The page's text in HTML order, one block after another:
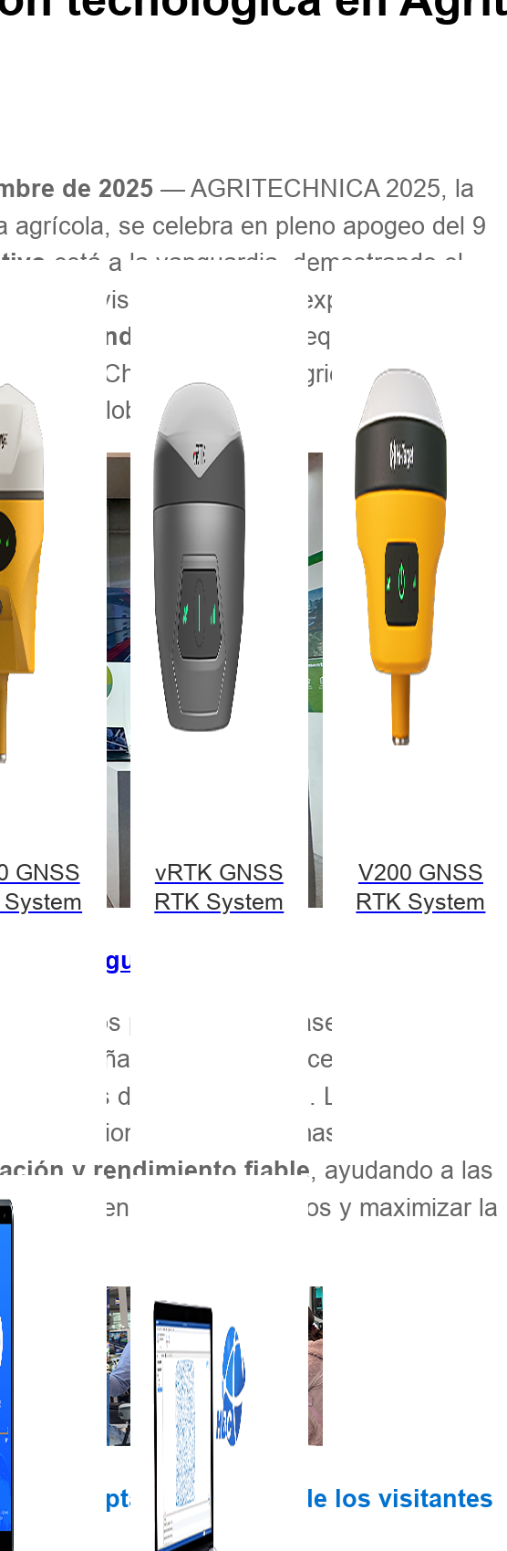
GNSS
System
vRTK GNSS
RTK System
V200 GNSS
RTK System
de 2025— AGRITECHNICA 2025, la
agrícola, se celebra en pleno apogeo del 9
está a la vanguardia, demostrando el
Los visitantes pueden experimentar
21, Stand H02
, donde el equipo de Hi-
de China” para una agricultura
global.
autoguiado
los productos de clase mundial de
Diseñados para satisfacer las diversas
de todo el mundo. Los visitantes
funcionan estos sistemas.
y rendimiento fiable, ayudando a las
la eficiencia, reducir costos y maximizar la
captar la atención de los visitantes